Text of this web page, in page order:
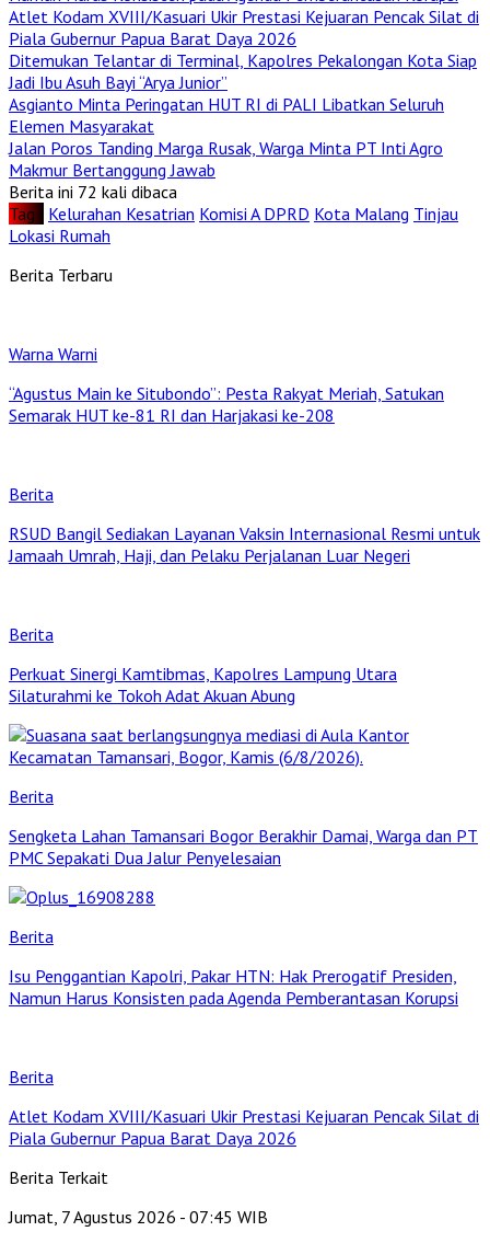
Atlet Kodam XVIII/Kasuari Ukir Prestasi Kejuaran Pencak Silat di
Piala Gubernur Papua Barat Daya 2026
Ditemukan Telantar di Terminal, Kapolres Pekalongan Kota Siap
Jadi Ibu Asuh Bayi “Arya Junior”
Asgianto Minta Peringatan HUT RI di PALI Libatkan Seluruh
Elemen Masyarakat
Jalan Poros Tanding Marga Rusak, Warga Minta PT Inti Agro
Makmur Bertanggung Jawab
Berita ini 72 kali dibaca
Tag :
Kelurahan Kesatrian Komisi A DPRD Kota Malang Tinjau
Lokasi Rumah
Berita Terbaru
Warna Warni
“Agustus Main ke Situbondo”: Pesta Rakyat Meriah, Satukan
Semarak HUT ke-81 RI dan Harjakasi ke-208
Berita
RSUD Bangil Sediakan Layanan Vaksin Internasional Resmi untuk
Jamaah Umrah, Haji, dan Pelaku Perjalanan Luar Negeri
Berita
Perkuat Sinergi Kamtibmas, Kapolres Lampung Utara
Silaturahmi ke Tokoh Adat Akuan Abung
Berita
Sengketa Lahan Tamansari Bogor Berakhir Damai, Warga dan PT
PMC Sepakati Dua Jalur Penyelesaian
Berita
Isu Penggantian Kapolri, Pakar HTN: Hak Prerogatif Presiden,
Namun Harus Konsisten pada Agenda Pemberantasan Korupsi
Berita
Atlet Kodam XVIII/Kasuari Ukir Prestasi Kejuaran Pencak Silat di
Piala Gubernur Papua Barat Daya 2026
Berita Terkait
Jumat, 7 Agustus 2026 - 07:45 WIB